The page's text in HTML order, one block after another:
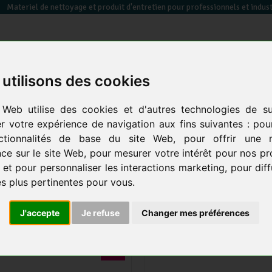
des cookies
utilise des cookies et d'autres technologies de
votre expérience de navigation aux fins suivantes :
de base du site Web, pour offrir une
sur le site Web, pour mesurer votre intérêt pour nos
et pour personnaliser les interactions marketing, pour
plus pertinentes pour vous.
J'accepte Je refuse Changer mes préférences
Materiel de nettoyage et produit d'entretien pour professionnels et
électrique
locaux
manuel -Les vitres- Les raclettes
25 produits